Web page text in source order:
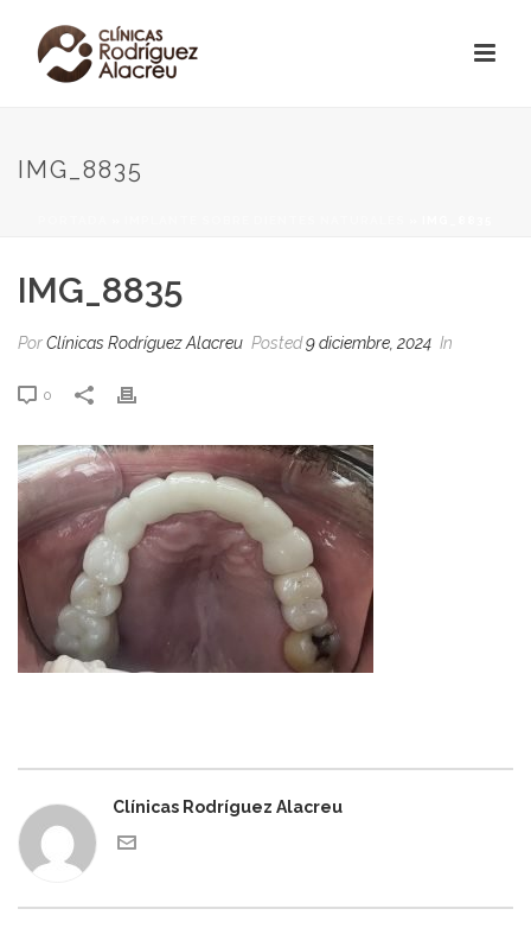
IMG_8835
IMG_8835
PorClínicas Rodríguez Alacreu Posted9 diciembre, 2024 In
0
Clínicas Rodríguez Alacreu